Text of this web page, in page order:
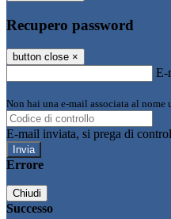
Recupero password
button close ×
E-
Non hai una e-mail associata al
E-mail inviata, si prega di
Errore
Chiudi
Successo